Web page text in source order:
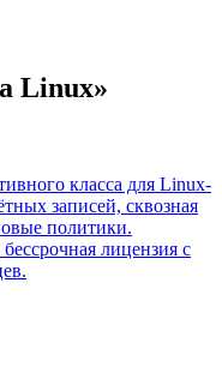
Linux»
класса для Linux-
записей, сквозная
политики.
лицензия с